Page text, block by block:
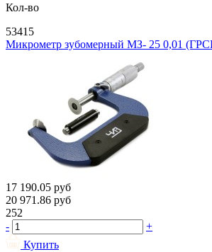
Кол-во
53415
Микрометр зубомерный МЗ- 25 0,01
17 190.05 руб
20 971.86 руб
252
-
+
Купить